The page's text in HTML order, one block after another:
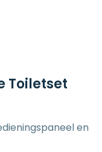
Toiletset
en